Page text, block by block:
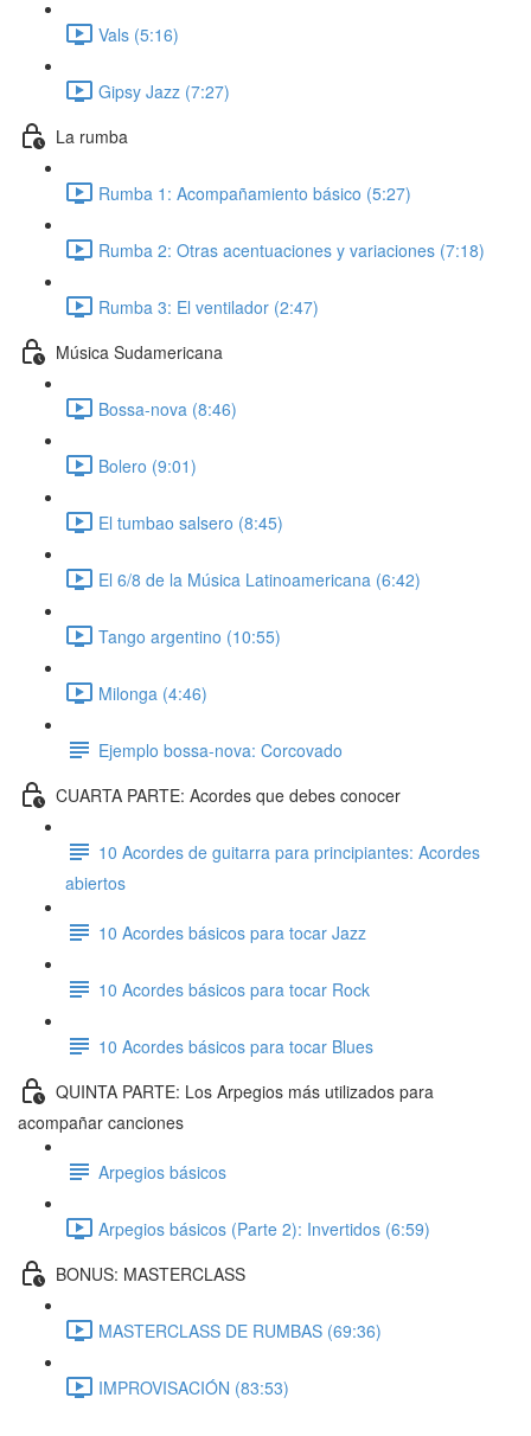
Vals (5:16)
Gipsy Jazz (7:27)
La rumba
Rumba 1: Acompañamiento básico (5:27)
Rumba 2: Otras acentuaciones y variaciones (7:18)
Rumba 3: El ventilador (2:47)
Música Sudamericana
Bossa-nova (8:46)
Bolero (9:01)
El tumbao salsero (8:45)
El 6/8 de la Música Latinoamericana (6:42)
Tango argentino (10:55)
Milonga (4:46)
Ejemplo bossa-nova: Corcovado
CUARTA PARTE: Acordes que debes conocer
10 Acordes de guitarra para principiantes: Acordes
abiertos
10 Acordes básicos para tocar Jazz
10 Acordes básicos para tocar Rock
10 Acordes básicos para tocar Blues
QUINTA PARTE: Los Arpegios más utilizados para
acompañar canciones
Arpegios básicos
Arpegios básicos (Parte 2): Invertidos (6:59)
BONUS: MASTERCLASS
MASTERCLASS DE RUMBAS (69:36)
IMPROVISACIÓN (83:53)